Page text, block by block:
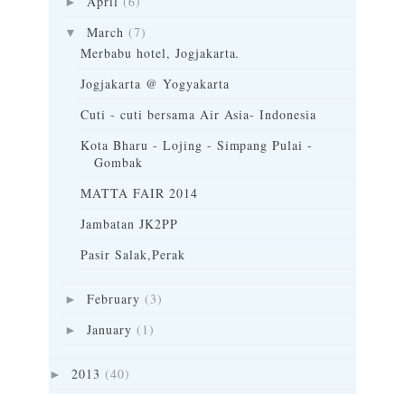
▼ March (7)
Merbabu hotel, Jogjakarta.
Jogjakarta @ Yogyakarta
Cuti - cuti bersama Air Asia- Indonesia
Kota Bharu - Lojing - Simpang Pulai -
Gombak
MATTA FAIR 2014
Jambatan JK2PP
Pasir Salak,Perak
► February (3)
► January (1)
► 2013 (40)